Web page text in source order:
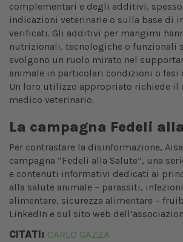
complementari e degli additivi,
indicazioni veterinarie o sulla base di
verificati. Gli additivi per mangimi
nutrizionali, tecnologiche o funzionali
svolgono un ruolo mirato nel
animale in particolari condizioni o fasi
Un loro utilizzo appropriato richiede il
medico veterinario.
La campagna Fedeli
Per contrastare la disinformazione,
campagna “Fedeli alla Salute”, una
e contenuti informativi dedicati ai
alla salute animale – parassiti,
alimentare, sicurezza alimentare –
LinkedIn e sul sito web
CITATI: CARLO GAZZA